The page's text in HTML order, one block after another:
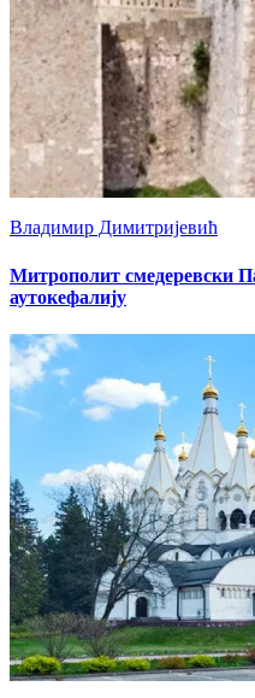
Владимир Димитријевић
Mитрополит смедеревски
аутокефалију